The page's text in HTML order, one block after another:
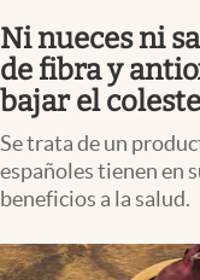
Ni nueces ni
de fibra y
bajar el
Se trata de un
españoles tienen en
beneficios a la salud.